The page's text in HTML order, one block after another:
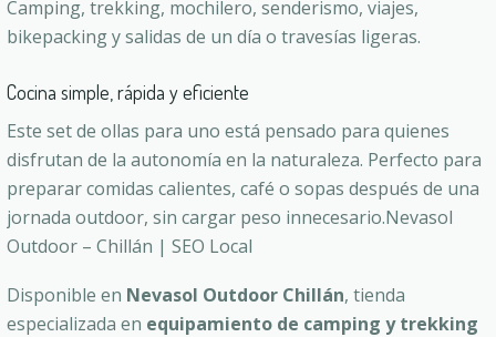
Camping, trekking, mochilero, senderismo, viajes,
bikepacking y salidas de un día o travesías ligeras.
Cocina simple, rápida y eficiente
Este set de ollas para uno está pensado para quienes
disfrutan de la autonomía en la naturaleza. Perfecto para
preparar comidas calientes, café o sopas después de una
jornada outdoor, sin cargar peso innecesario.Nevasol
Outdoor – Chillán | SEO Local
Disponible en Nevasol Outdoor Chillán, tienda
especializada en equipamiento de camping y trekking